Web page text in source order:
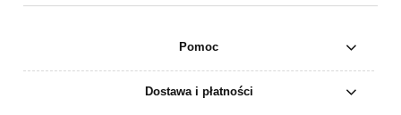
Pomoc
Dostawa i płatności